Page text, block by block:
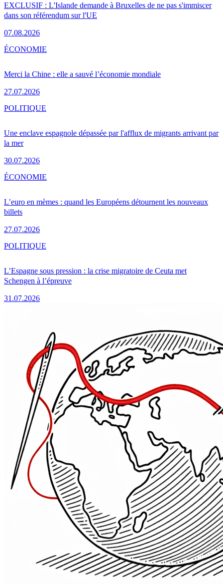
EXCLUSIF : L'Islande demande à Bruxelles de ne pas s'immiscer
dans son référendum sur l'UE
07.08.2026
Merci la Chine : elle a sauvé l’économie mondiale
27.07.2026
ÉCONOMIE
Une enclave espagnole dépassée par l'afflux de migrants arrivant par
la mer
30.07.2026
POLITIQUE
L’euro en mèmes : quand les Européens détournent les nouveaux
billets
27.07.2026
ÉCONOMIE
L’Espagne sous pression : la crise migratoire de Ceuta met
Schengen à l’épreuve
31.07.2026
POLITIQUE